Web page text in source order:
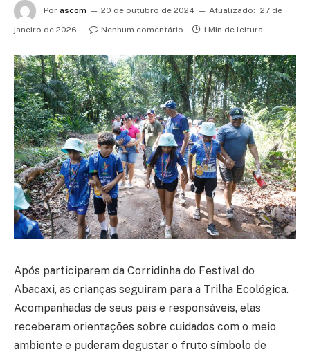
Por ascom 20 de outubro de 2024 Atualizado: 27 de
janeiro de 2026
Nenhum comentário 1 Min de leitura
Após participarem da Corridinha do Festival do
Abacaxi, as crianças seguiram para a Trilha Ecológica.
Acompanhadas de seus pais e responsáveis, elas
receberam orientações sobre cuidados com o meio
ambiente e puderam degustar o fruto símbolo de